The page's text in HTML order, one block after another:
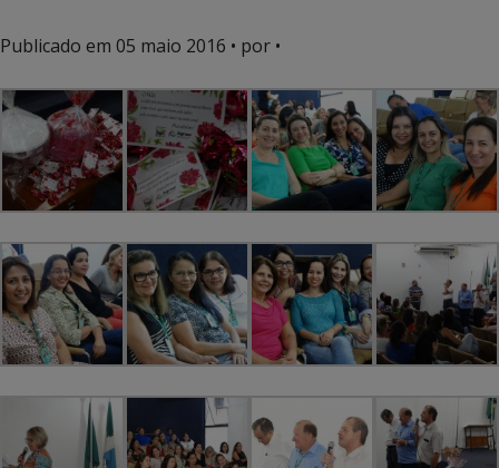
Publicado em 05 maio 2016 • por •